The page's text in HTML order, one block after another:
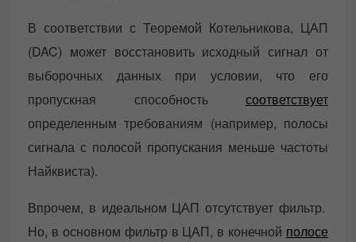
В соответствии с Теоремой Котельникова, ЦАП
(DAC) может восстановить исходный сигнал от
выборочных данных при условии, что его
пропускная способность соответствует
определенным требованиям (например, полосы
сигнала с полосой пропускания меньше частоты
Найквиста).
Впрочем, в идеальном ЦАП отсутствует фильтр.
Но, в основном фильтр в ЦАП, в конечной полосе